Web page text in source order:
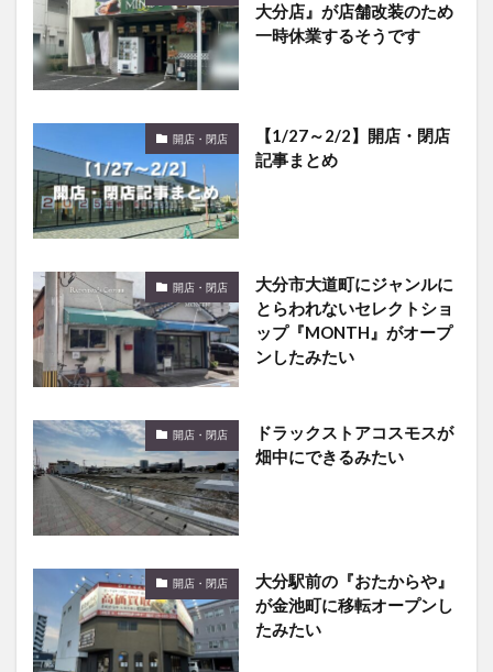
大分店』が店舗改装のため
一時休業するそうです
開店・閉店
【1/27～2/2】開店・閉店
記事まとめ
開店・閉店
大分市大道町にジャンルに
とらわれないセレクトショ
ップ『MONTH』がオープ
ンしたみたい
開店・閉店
ドラックストアコスモスが
畑中にできるみたい
開店・閉店
大分駅前の『おたからや』
が金池町に移転オープンし
たみたい